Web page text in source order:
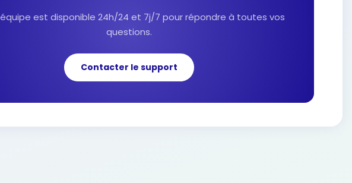
est disponible 24h/24 et 7j/7 pour répondre à toutes vos
questions.
Contacter le support